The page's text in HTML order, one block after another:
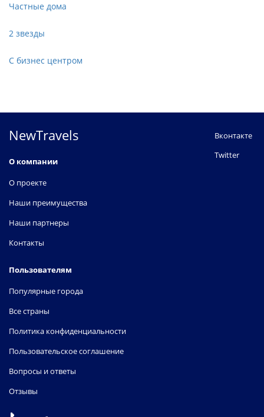
Частные дома
2 звезды
С бизнес центром
NewTravels
О компании
О проекте
Наши преимущества
Наши партнеры
Контакты
Пользователям
Популярные города
Все страны
Политика конфиденциальности
Пользовательское соглашение
Вопросы и ответы
Отзывы
Вконтакте
Twitter